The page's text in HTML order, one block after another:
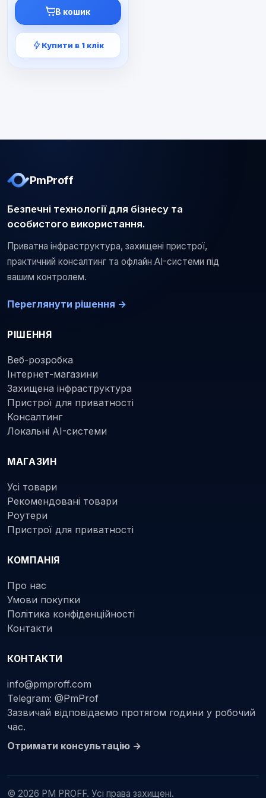
1499 ₴. 990 ₴.
В кошик
Купити в 1 клік
PmProff
Безпечні технології для бізнесу та
особистого використання.
Приватна інфраструктура, захищені пристрої,
практичний консалтинг та офлайн AI-системи під
вашим контролем.
Переглянути рішення →
РІШЕННЯ
Веб-розробка
Інтернет-магазини
Захищена інфраструктура
Пристрої для приватності
Консалтинг
Локальні AI-системи
МАГАЗИН
Усі товари
Рекомендовані товари
Роутери
Пристрої для приватності
КОМПАНІЯ
Про нас
Умови покупки
Політика конфіденційності
Контакти
КОНТАКТИ
info@pmproff.com
Telegram: @PmProf
Зазвичай відповідаємо протягом години у робочий
час.
Отримати консультацію →
© 2026 PM PROFF. Усі права захищені.